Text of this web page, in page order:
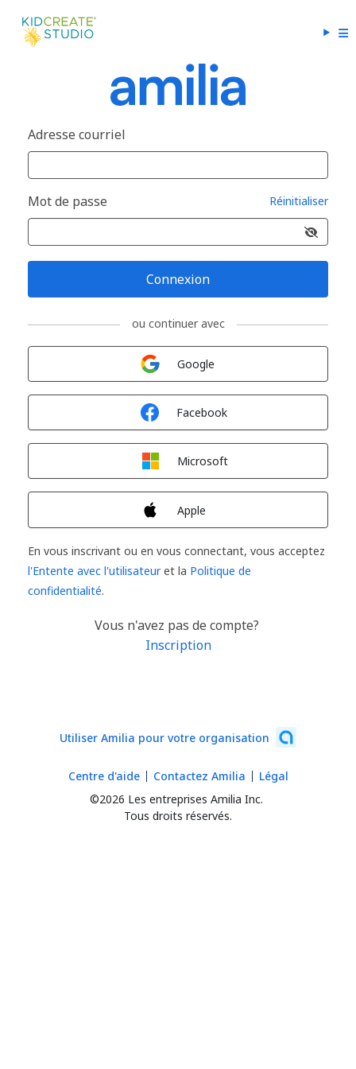
Adresse courriel
Mot de passe Réinitialiser
Connexion
ou continuer avec
Google
Facebook
Microsoft
Apple
En vous inscrivant ou en vous connectant, vous acceptez
l'Entente avec l'utilisateuret la Politique de
confidentialité.
Vous n'avez pas de compte?
Inscription
Utiliser Amilia pour votre organisation
©2026 Les entreprises Amilia Inc.
Tous droits réservés.
Centre d'aide Contactez Amilia Légal